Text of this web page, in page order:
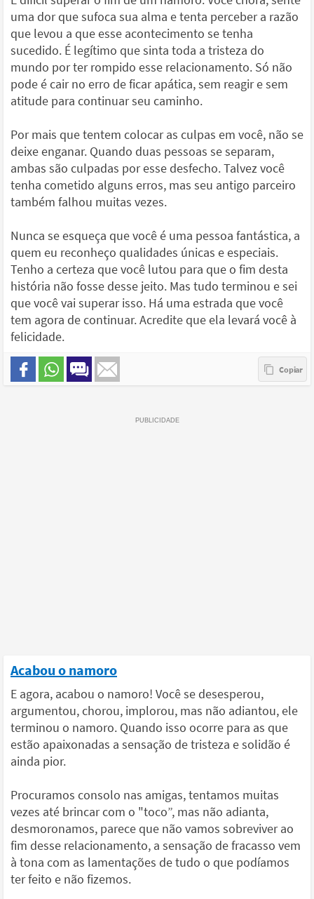
uma dor que sufoca sua alma e tenta perceber a razão
que levou a que esse acontecimento se tenha
sucedido. É legítimo que sinta toda a tristeza do
mundo por ter rompido esse relacionamento. Só não
pode é cair no erro de ficar apática, sem reagir e sem
atitude para continuar seu caminho.
Por mais que tentem colocar as culpas em você, não se
deixe enganar. Quando duas pessoas se separam,
ambas são culpadas por esse desfecho. Talvez você
tenha cometido alguns erros, mas seu antigo parceiro
também falhou muitas vezes.
Nunca se esqueça que você é uma pessoa fantástica, a
quem eu reconheço qualidades únicas e especiais.
Tenho a certeza que você lutou para que o fim desta
história não fosse desse jeito. Mas tudo terminou e sei
que você vai superar isso. Há uma estrada que você
tem agora de continuar. Acredite que ela levará você à
felicidade.
Acabou o namoro
E agora, acabou o namoro! Você se desesperou,
argumentou, chorou, implorou, mas não adiantou, ele
terminou o namoro. Quando isso ocorre para as que
estão apaixonadas a sensação de tristeza e solidão é
ainda pior.
Procuramos consolo nas amigas, tentamos muitas
vezes até brincar com o "toco”, mas não adianta,
desmoronamos, parece que não vamos sobreviver ao
fim desse relacionamento, a sensação de fracasso vem
à tona com as lamentações de tudo o que podíamos
ter feito e não fizemos.